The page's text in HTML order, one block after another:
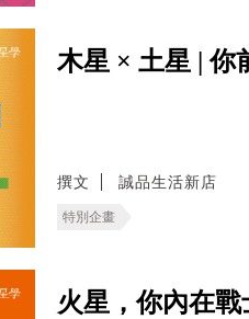
木星 × 土星 | 你
撰文 誠品生活新店
特別企畫
火星，你內在